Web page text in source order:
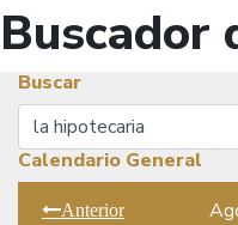
Buscador
Buscar
Buscar
Calendario General
Anterior